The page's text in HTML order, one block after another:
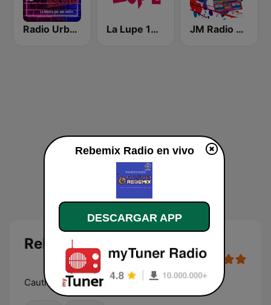
Radio Urban México La Lupe 105.7 FM | Saltillo JM Radio Retro Pop
Rebemix Radio en vivo
Cautivando tus sentidos
Rebemix Radio en vivo
DESCARGAR APP